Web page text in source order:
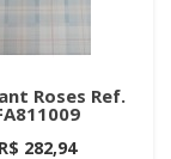
Roses Ref.
R$ 282,94